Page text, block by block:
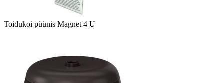
Toidukoi püünis Magnet 4 U